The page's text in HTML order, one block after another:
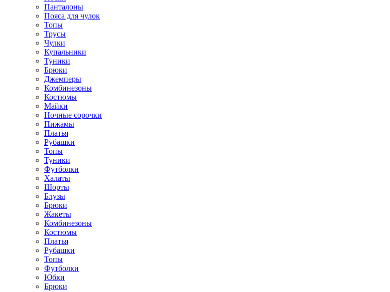
Панталоны
Поясa для чулок
Топы
Трусы
Чулки
Купальники
Туники
Брюки
Джемперы
Комбинезоны
Костюмы
Майки
Ночные сорочки
Пижамы
Платья
Рубашки
Топы
Туники
Футболки
Халаты
Шорты
Блузы
Брюки
Жакеты
Комбинезоны
Костюмы
Платья
Рубашки
Топы
Футболки
Юбки
Брюки